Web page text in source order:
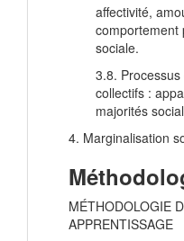
affectivité,
comportement
sociale.
3.8.
collectifs :
majorités
4. Marginalisation
MÉTHODOLOGIE
APPRENTISSAGE